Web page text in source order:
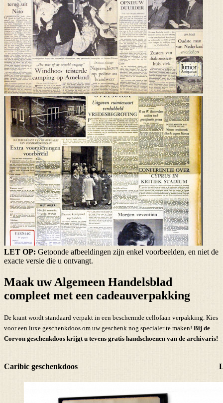
LET OP: Getoonde afbeeldingen zijn enkel voorbeelden, en niet de
exacte versie die u ontvangt.
Maak uw Algemeen Handelsblad
compleet met een cadeauverpakking
De krant wordt standaard verpakt in een beschermde cellofaan verpakking. Kies
voor een luxe geschenkdoos om uw geschenk nog specialer te maken! Bij de
Corvon geschenkdoos krijgt u tevens gratis handschoenen van de archivaris!
Caribic geschenkdoos